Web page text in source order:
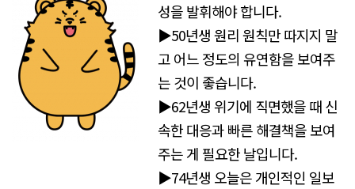
성을 발휘해야 합니다.
▶50년생 원리 원칙만 따지지 말
고 어느 정도의 유연함을 보여주
는 것이 좋습니다.
▶62년생 위기에 직면했을 때 신
속한 대응과 빠른 해결책을 보여
주는 게 필요한 날입니다.
▶74년생 오늘은 개인적인 일보